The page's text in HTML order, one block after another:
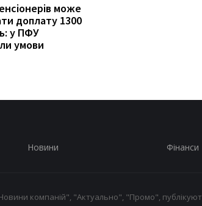
може
доплату 1300
у ПФУ
умови
Новини Фінанси
компаній", "Актуально", "Промо",